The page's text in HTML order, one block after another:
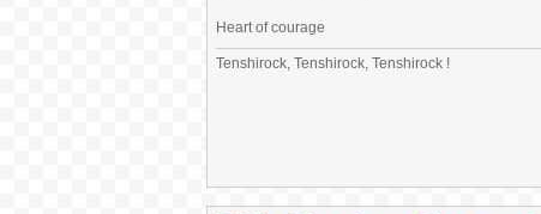
Heart of courage
Tenshirock, Tenshirock, Tenshirock !